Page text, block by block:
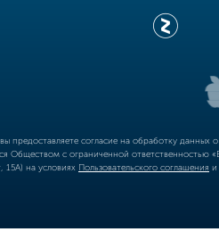
, вы предоставляете согласие на обработку
Обществом с ограниченной
15А) на условиях Пользовательского соглашения и